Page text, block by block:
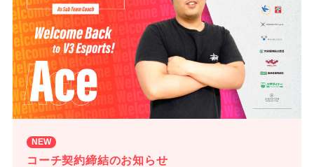
NEW
コーチ契約締結のお知らせ